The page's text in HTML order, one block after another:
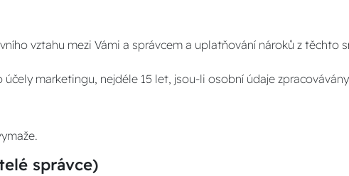
vztahu mezi Vámi a správcem a uplatňování nároků z těchto
marketingu, nejdéle 15 let, jsou-li osobní údaje
správce)